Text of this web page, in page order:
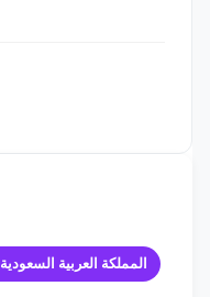
#المملكة العربية السعودية